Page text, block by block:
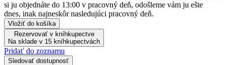
si ju objednáte do 13:00 v pracovný deň, odošleme vám ju ešte
dnes, inak najneskôr nasledujúci pracovný deň.
Vložiť do košíka
Rezervovať v kníhkupectve
Na sklade v 15 kníhkupectvách
Pridať do zoznamu
Sledovať dostupnosť